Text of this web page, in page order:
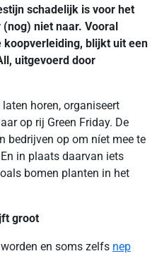
schadelijk is voor het
niet naar. Vooral
koopverleiding, blijkt uit een
uitgevoerd door
horen, organiseert
op rij Green Friday. De
bedrijven op om níet mee te
in plaats daarvan iets
bomen planten in het
groot
en soms zelfs nep